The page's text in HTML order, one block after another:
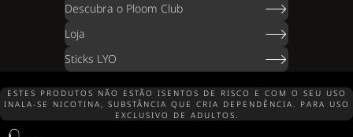
Descubra o Ploom Club
Loja
Sticks LYO
ESTES PRODUTOS NÃO ESTÃO ISENTOS DE RISCO E COM O SEU USO
INALA-SE NICOTINA, SUBSTÂNCIA QUE CRIA DEPENDÊNCIA. PARA USO
EXCLUSIVO DE ADULTOS.